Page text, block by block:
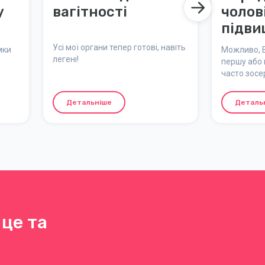
вагітності
Усі мої органи тепер готові, навіть
легені!
Детальніше
Можливо,
першу або
часто
здатний
може
та